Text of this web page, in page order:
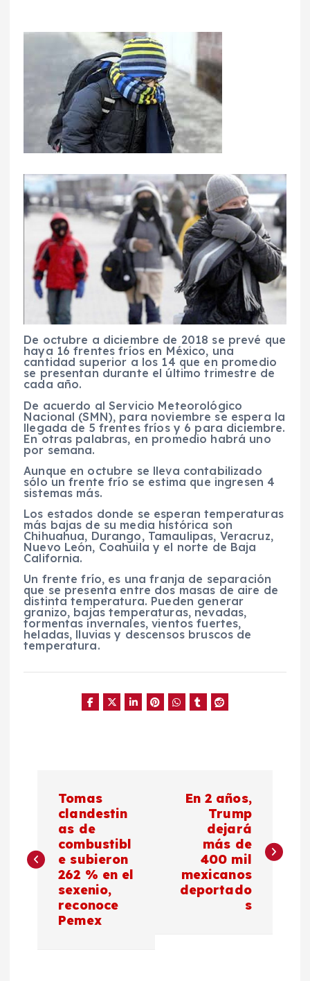
De octubre a diciembre de 2018 se prevé que
haya 16 frentes fríos en México, una
cantidad superior a los 14 que en promedio
se presentan durante el último trimestre de
cada año.
De acuerdo al Servicio Meteorológico
Nacional (SMN), para noviembre se espera la
llegada de 5 frentes fríos y 6 para diciembre.
En otras palabras, en promedio habrá uno
por semana.
Aunque en octubre se lleva contabilizado
sólo un frente frío se estima que ingresen 4
sistemas más.
Los estados donde se esperan temperaturas
más bajas de su media histórica son
Chihuahua, Durango, Tamaulipas, Veracruz,
Nuevo León, Coahuila y el norte de Baja
California.
Un frente frío, es una franja de separación
que se presenta entre dos masas de aire de
distinta temperatura. Pueden generar
granizo, bajas temperaturas, nevadas,
tormentas invernales, vientos fuertes,
heladas, lluvias y descensos bruscos de
temperatura.
v
Tomas
clandestin
as de
combustibl
e subieron
262 % en el
sexenio,
reconoce
Pemex
En 2 años,
Trump
dejará
más de
400 mil
mexicanos
deportado
s